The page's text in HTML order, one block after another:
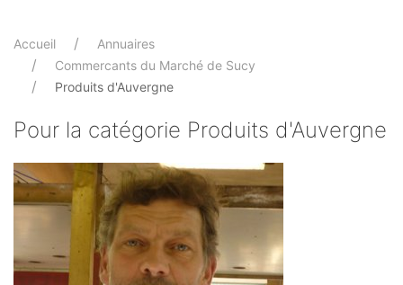
Accueil
Annuaires
Commercants du Marché de Sucy
Produits d'Auvergne
Pour la catégorie Produits d'Auvergne